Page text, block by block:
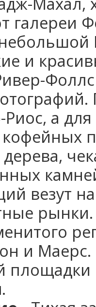
галереи
и
Риос, а
дерева,
везут
и